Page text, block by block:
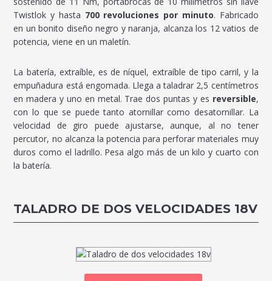
Twistlok y hasta 700 revoluciones por minuto. Fabricado
en un bonito diseño negro y naranja, alcanza los 12 vatios de
potencia, viene en un maletín.
La batería, extraíble, es de níquel, extraíble de tipo carril, y la
empuñadura está engomada. Llega a taladrar 2,5 centímetros
en madera y uno en metal. Trae dos puntas y es reversible,
con lo que se puede tanto atornillar como desatornillar. La
velocidad de giro puede ajustarse, aunque, al no tener
percutor, no alcanza la potencia para perforar materiales muy
duros como el ladrillo. Pesa algo más de un kilo y cuarto con
la batería.
TALADRO DE DOS VELOCIDADES 18V